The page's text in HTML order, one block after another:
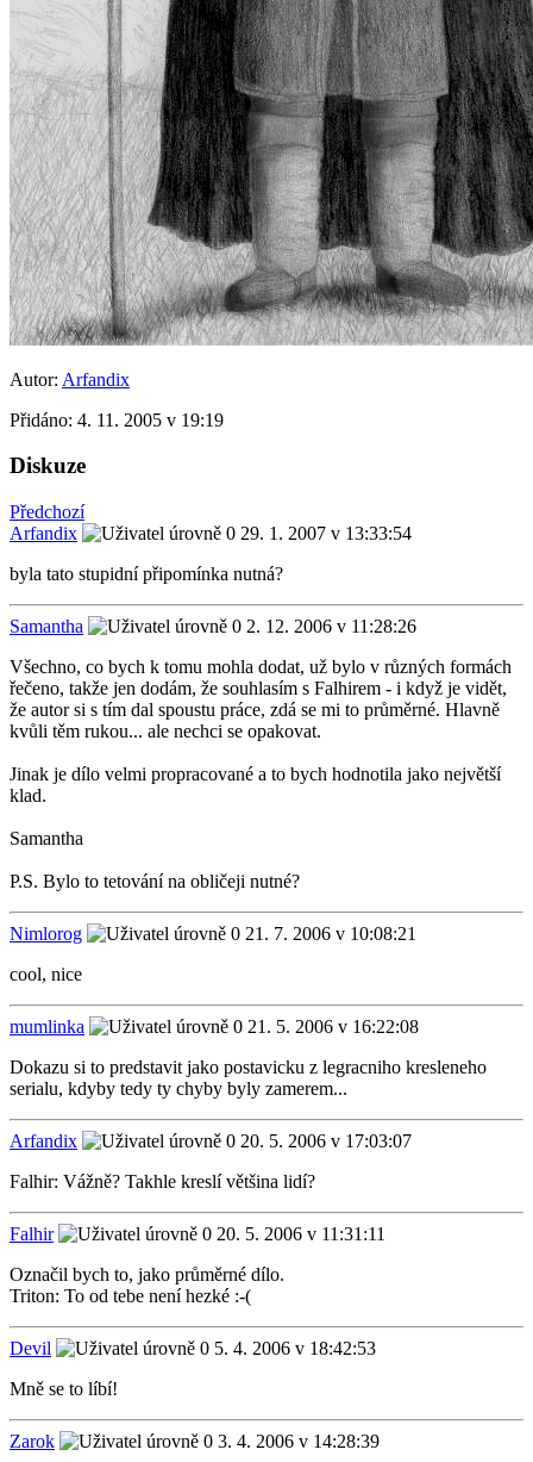
Autor: Arfandix
Přidáno: 4. 11. 2005 v 19:19
Diskuze
Předchozí
Arfandix
29. 1. 2007 v 13:33:54
byla tato stupidní připomínka nutná?
Samantha
2. 12. 2006 v 11:28:26
Všechno, co bych k tomu mohla dodat, už bylo v různých formách
řečeno, takže jen dodám, že souhlasím s Falhirem - i když je vidět,
že autor si s tím dal spoustu práce, zdá se mi to průměrné. Hlavně
kvůli těm rukou... ale nechci se opakovat.
Jinak je dílo velmi propracované a to bych hodnotila jako největší
klad.
Samantha
P.S. Bylo to tetování na obličeji nutné?
Nimlorog
21. 7. 2006 v 10:08:21
cool, nice
mumlinka
21. 5. 2006 v 16:22:08
Dokazu si to predstavit jako postavicku z legracniho kresleneho
serialu, kdyby tedy ty chyby byly zamerem...
Arfandix
20. 5. 2006 v 17:03:07
Falhir: Vážně? Takhle kreslí většina lidí?
Falhir
20. 5. 2006 v 11:31:11
Označil bych to, jako průměrné dílo.
Triton: To od tebe není hezké :-(
Devil
5. 4. 2006 v 18:42:53
Mně se to líbí!
Zarok
3. 4. 2006 v 14:28:39